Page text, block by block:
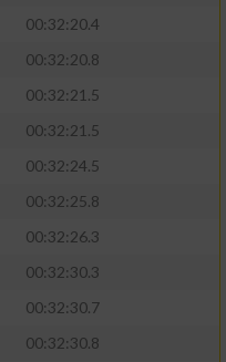
00:32:20.4
00:32:20.8
00:32:21.5
00:32:21.5
00:32:24.5
00:32:25.8
00:32:26.3
00:32:30.3
00:32:30.7
00:32:30.8